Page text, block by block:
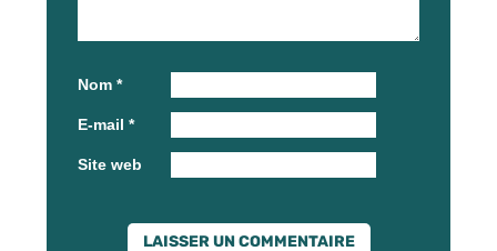
Nom *
E-mail *
Site web